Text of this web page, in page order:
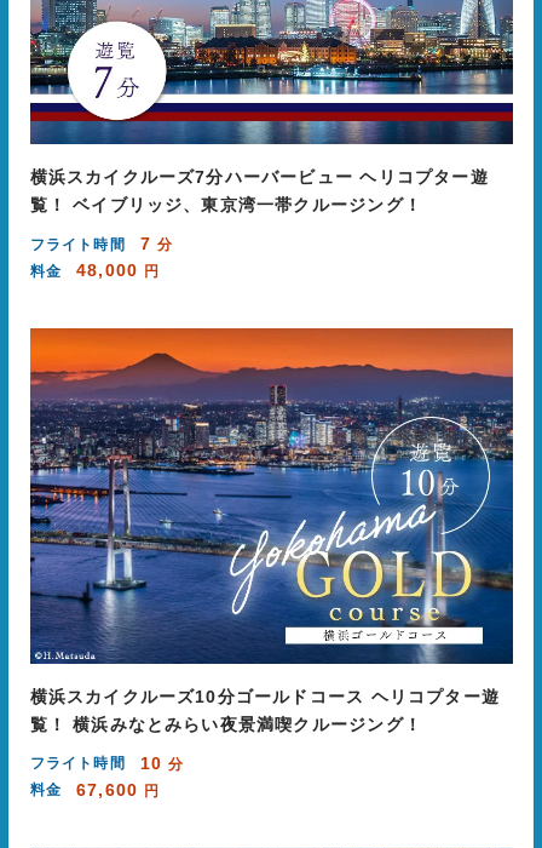
横浜スカイクルーズ7分ハーバービュー ヘリコプター遊
覧！ ベイブリッジ、東京湾一帯クルージング！
フライト時間 7分
料金
48,000 円
横浜スカイクルーズ10分ゴールドコース ヘリコプター遊
覧！ 横浜みなとみらい夜景満喫クルージング！
フライト時間 10分
料金
67,600 円